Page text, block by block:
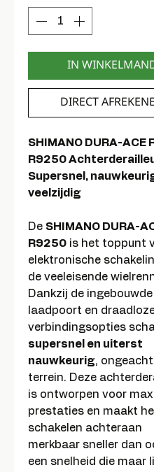
IN
DIRECT
SHIMANO DURA-ACE
R9250
Supersnel,
veelzijdig
De SHIMANO DURA-
R9250 is het toppunt
elektronische
de veeleisende
Dankzij de ingebouwde
laadpoort en
verbindingsopties
supersnel en uiterst
nauwkeurig,
terrein. Deze
is ontworpen voor
prestaties en maakt
schakelen achteraan
merkbaar sneller dan
een snelheid die maar